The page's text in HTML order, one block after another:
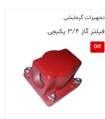
تجهیزات گرمایشی
فیلتر گاز ۳/۴ پکیجی
Off